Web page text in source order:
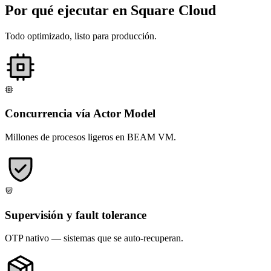
Por qué ejecutar en Square Cloud
Todo optimizado, listo para producción.
Concurrencia vía Actor Model
Millones de procesos ligeros en BEAM VM.
Supervisión y fault tolerance
OTP nativo — sistemas que se auto-recuperan.